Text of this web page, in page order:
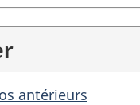
antérieurs